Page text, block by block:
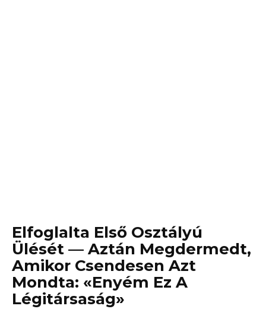
Elfoglalta Első Osztályú
Ülését — Aztán Megdermedt,
Amikor Csendesen Azt
Mondta: «Enyém Ez A
Légitársaság»